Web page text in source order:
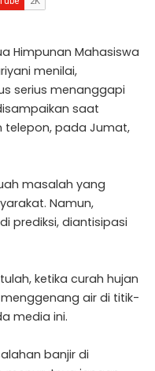
Himpunan Mahasiswa
menilai,
serius menanggapi
saat
telepon, pada Jumat,
masalah yang
Namun,
prediksi, diantisipasi
ketika curah hujan
air di titik-
media ini.
banjir di